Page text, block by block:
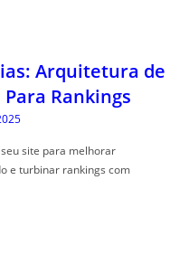
Arquitetura de
Rankings
site para melhorar
e turbinar rankings com